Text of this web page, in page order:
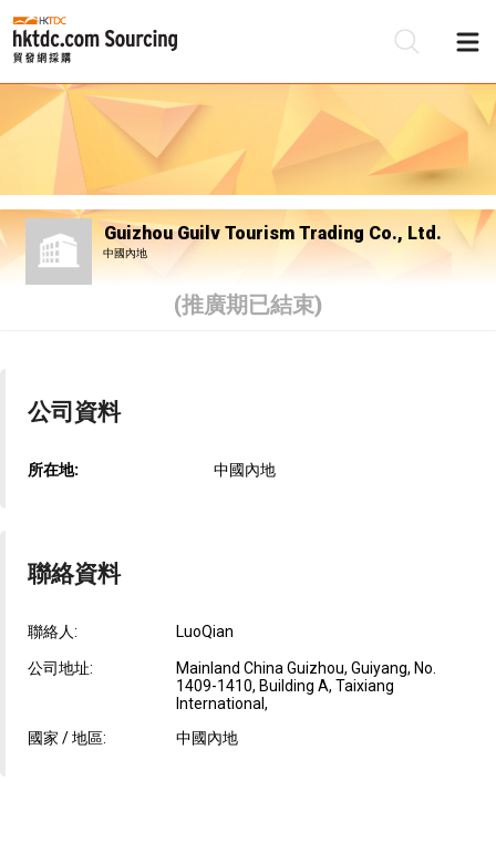
Guizhou Guilv Tourism Trading Co., Ltd.
中國內地
(推廣期已結束)
公司資料
所在地: 中國內地
聯絡資料
聯絡人: LuoQian
公司地址:
Mainland China Guizhou, Guiyang, No.
1409-1410, Building A, Taixiang
International,
國家 / 地區:
中國內地